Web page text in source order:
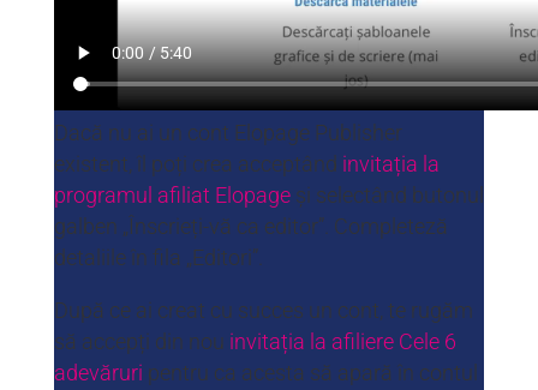
Dacă nu ai un cont Elopage Publisher
existent, îl poți crea acceptând invitația la
programul afiliat Elopageși selectând butonul
galben „Înscrieți-vă ca editor”. Completeză
detaliile în fila „Editori”.
După ce ai creat cu succes un cont, te rugăm
să accepți din nou invitația la afiliere Cele 6
adevăruri pentru ca acesta să apară în contul